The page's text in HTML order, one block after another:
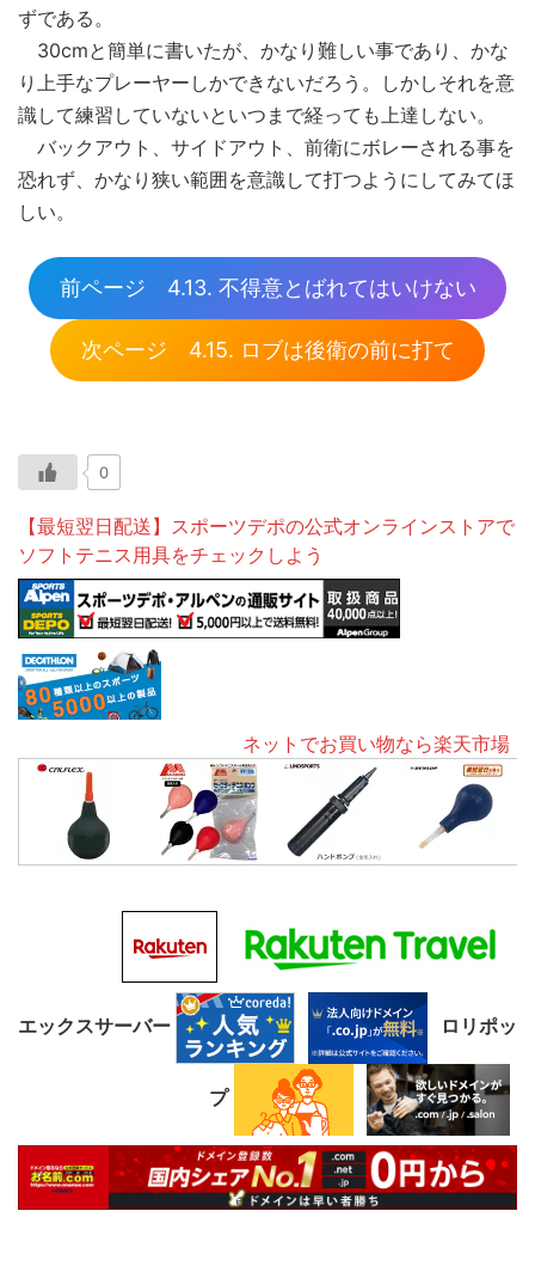
ずである。
30cmと簡単に書いたが、かなり難しい事であり、かな
り上手なプレーヤーしかできないだろう。しかしそれを意
識して練習していないといつまで経っても上達しない。
バックアウト、サイドアウト、前衛にボレーされる事を
恐れず、かなり狭い範囲を意識して打つようにしてみてほ
しい。
前ページ 4.13. 不得意とばれてはいけない
次ページ 4.15. ロブは後衛の前に打て
0
【最短翌日配送】スポーツデポの公式オンラインストアで
ソフトテニス用具をチェックしよう
ネットでお買い物なら楽天市場
エックスサーバー ロリポッ
プ